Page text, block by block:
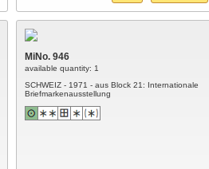
MiNo. 946
available quantity: 1
SCHWEIZ - 1971 - aus Block 21: Internationale
Briefmarkenausstellung